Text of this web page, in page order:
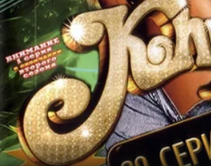
Режиссёр, актёры
Режиссёр и актёры:
Павел Бардин (режиссёр)
Пётр Фёдоров — Данила Орлов
Марина Орел — Стелла
Сергей Рудзевич
— Костя